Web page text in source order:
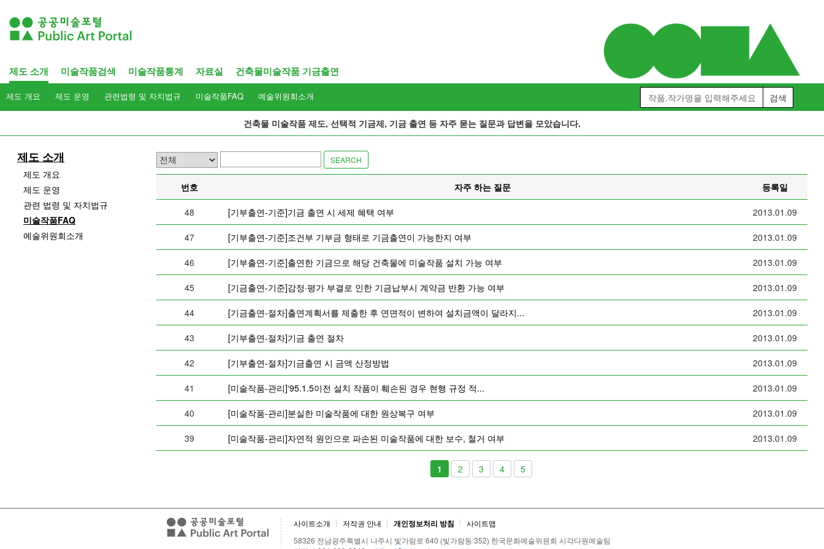
제도 소개
제도 개요 제도 운영 관련법령 및 자치법규 미술작품FAQ 예술위원회소개
미술작품검색 미술작품통계 자료실 건축물미술작품 기금출연
건축물 미술작품 제도, 선택적 기금제, 기금 출연 등 자주 묻는 질문과 답변을 모았습니다.
제도 소개
제도 개요
제도 운영
관련 법령 및 자치법규
미술작품FAQ
예술위원회소개
SEARCH
번호 자주 하는 질문 등록일
48 [기부출연-기준]기금 출연 시 세제 혜택 여부 2013.01.09
47 [기부출연-기준]조건부 기부금 형태로 기금출연이 가능한지 여부 2013.01.09
46 [기부출연-기준]출연한 기금으로 해당 건축물에 미술작품 설치 가능 여부 2013.01.09
45 [기금출연-기준]감정·평가 부결로 인한 기금납부시 계약금 반환 가능 여부 2013.01.09
44 [기금출연-절차]출연계획서를 제출한 후 연면적이 변하여 설치금액이 달라지... 2013.01.09
43 [기부출연-절차]기금 출연 절차 2013.01.09
42 [기부출연-절차]기금출연 시 금액 산정방법 2013.01.09
41 [미술작품-관리]‘95.1.5이전 설치 작품이 훼손된 경우 현행 규정 적... 2013.01.09
40 [미술작품-관리]분실한 미술작품에 대한 원상복구 여부 2013.01.09
39 [미술작품-관리]자연적 원인으로 파손된 미술작품에 대한 보수, 철거 여부 2013.01.09
1 2 3 4 5
사이트소개 저작권 안내 개인정보처리 방침
사이트맵
58326 전남광주특별시 나주시 빛가람로 640 (빛가람동 352) 한국문화예술위원회 시각다원예술팀